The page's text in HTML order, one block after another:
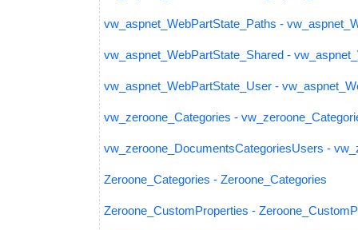
vw_aspnet_WebPartState_Paths -
vw_aspnet_WebPartState_Shared -
vw_aspnet_WebPartState_User -
vw_zeroone_Categories -
vw_zeroone_DocumentsCategoriesUsers -
Zeroone_Categories - Zeroone_Categories
Zeroone_CustomProperties -